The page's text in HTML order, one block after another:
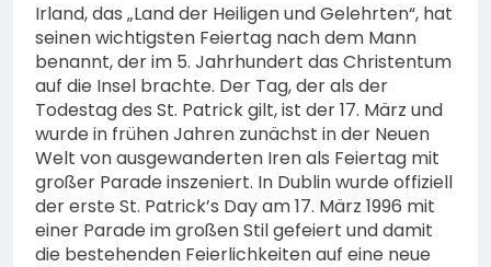
Irland, das „Land der Heiligen und Gelehrten“, hat
seinen wichtigsten Feiertag nach dem Mann
benannt, der im 5. Jahrhundert das Christentum
auf die Insel brachte. Der Tag, der als der
Todestag des St. Patrick gilt, ist der 17. März und
wurde in frühen Jahren zunächst in der Neuen
Welt von ausgewanderten Iren als Feiertag mit
großer Parade inszeniert. In Dublin wurde offiziell
der erste St. Patrick’s Day am 17. März 1996 mit
einer Parade im großen Stil gefeiert und damit
die bestehenden Feierlichkeiten auf eine neue